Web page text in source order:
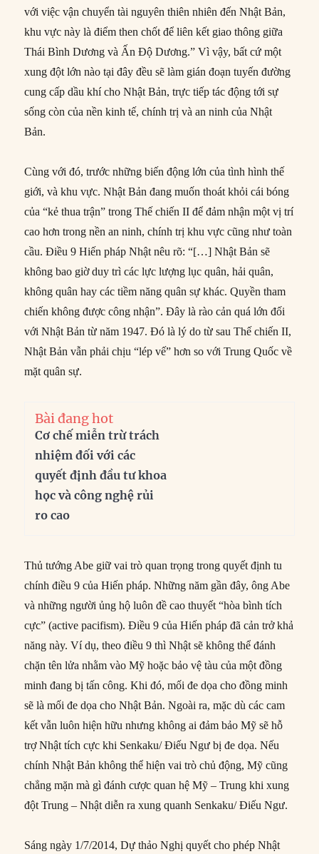
với việc vận chuyển tài nguyên thiên nhiên đến Nhật Bản,
khu vực này là điểm then chốt để liên kết giao thông giữa
Thái Bình Dương và Ấn Độ Dương.” Vì vậy, bất cứ một
xung đột lớn nào tại đây đều sẽ làm gián đoạn tuyến đường
cung cấp dầu khí cho Nhật Bản, trực tiếp tác động tới sự
sống còn của nền kinh tế, chính trị và an ninh của Nhật
Bản.
Cùng với đó, trước những biến động lớn của tình hình thế
giới, và khu vực. Nhật Bản đang muốn thoát khỏi cái bóng
của “kẻ thua trận” trong Thế chiến II để đảm nhận một vị trí
cao hơn trong nền an ninh, chính trị khu vực cũng như toàn
cầu. Điều 9 Hiến pháp Nhật nêu rõ: “[…] Nhật Bản sẽ
không bao giờ duy trì các lực lượng lục quân, hải quân,
không quân hay các tiềm năng quân sự khác. Quyền tham
chiến không được công nhận”. Đây là rào cản quá lớn đối
với Nhật Bản từ năm 1947. Đó là lý do từ sau Thế chiến II,
Nhật Bản vẫn phải chịu “lép vế” hơn so với Trung Quốc về
mặt quân sự.
Bài đang hot
Cơ chế miễn trừ trách
nhiệm đối với các
quyết định đầu tư khoa
học và công nghệ rủi
ro cao
Thủ tướng Abe giữ vai trò quan trọng trong quyết định tu
chính điều 9 của Hiến pháp. Những năm gần đây, ông Abe
và những người ủng hộ luôn đề cao thuyết “hòa bình tích
cực” (active pacifism). Điều 9 của Hiến pháp đã cản trở khả
năng này. Ví dụ, theo điều 9 thì Nhật sẽ không thể đánh
chặn tên lửa nhằm vào Mỹ hoặc bảo vệ tàu của một đồng
minh đang bị tấn công. Khi đó, mối đe dọa cho đồng minh
sẽ là mối đe dọa cho Nhật Bản. Ngoài ra, mặc dù các cam
kết vẫn luôn hiện hữu nhưng không ai đảm bảo Mỹ sẽ hỗ
trợ Nhật tích cực khi Senkaku/ Điếu Ngư bị đe dọa. Nếu
chính Nhật Bản không thể hiện vai trò chủ động, Mỹ cũng
chẳng mặn mà gì đánh cược quan hệ Mỹ – Trung khi xung
đột Trung – Nhật diễn ra xung quanh Senkaku/ Điếu Ngư.
Sáng ngày 1/7/2014, Dự thảo Nghị quyết cho phép Nhật